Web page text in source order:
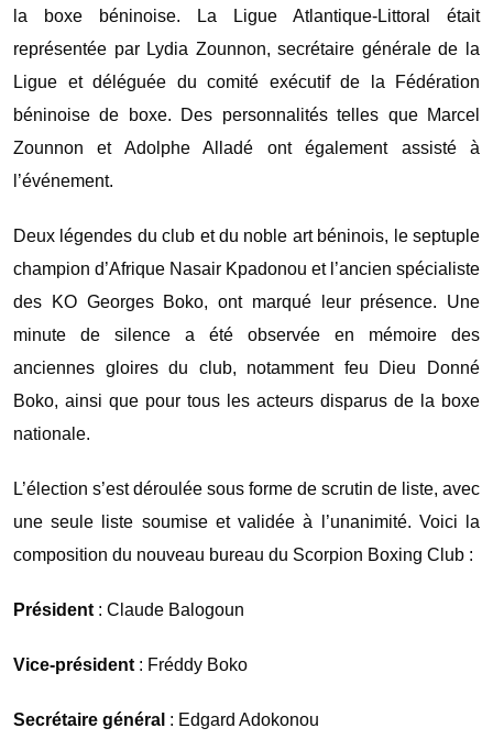
la boxe béninoise. La Ligue Atlantique-Littoral était
représentée par Lydia Zounnon, secrétaire générale de la
Ligue et déléguée du comité exécutif de la Fédération
béninoise de boxe. Des personnalités telles que Marcel
Zounnon et Adolphe Alladé ont également assisté à
l’événement.
Deux légendes du club et du noble art béninois, le septuple
champion d’Afrique Nasair Kpadonou et l’ancien spécialiste
des KO Georges Boko, ont marqué leur présence. Une
minute de silence a été observée en mémoire des
anciennes gloires du club, notamment feu Dieu Donné
Boko, ainsi que pour tous les acteurs disparus de la boxe
nationale.
L’élection s’est déroulée sous forme de scrutin de liste, avec
une seule liste soumise et validée à l’unanimité. Voici la
composition du nouveau bureau du Scorpion Boxing Club :
Président : Claude Balogoun
Vice-président : Fréddy Boko
Secrétaire général : Edgard Adokonou